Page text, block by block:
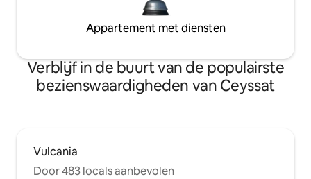
Appartement met diensten
Verblijf in de buurt van de populairste
bezienswaardigheden van Ceyssat
Vulcania
Door 483 locals aanbevolen